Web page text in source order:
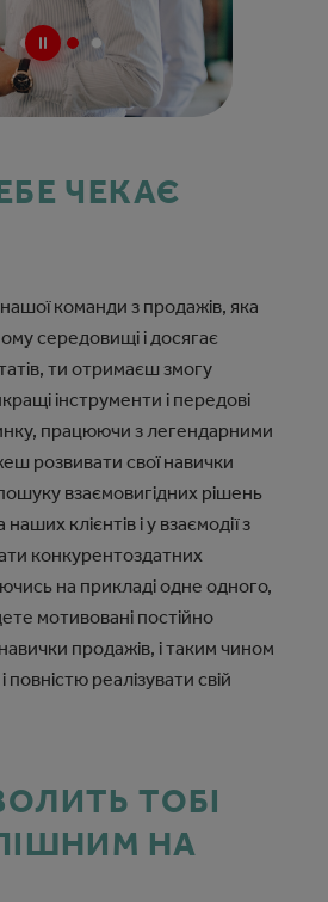
ЧЕКАЄ
команди з продажів, яка
середовищі і досягає
ти отримаєш змогу
інструменти і передові
працюючи з легендарними
розвивати свої навички
взаємовигідних рішень
клієнтів і у взаємодії з
конкурентоздатних
на прикладі одне одного,
мотивовані постійно
продажів, і таким чином
реалізувати свій
ТОБІ
НА